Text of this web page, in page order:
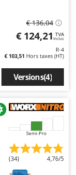
€ 136,04
€ 124,21 TVA
Inclus
R-4
€ 103,51 Hors taxes (HT)
Versions(4)
Semi-Pro
(34) 4,76/5